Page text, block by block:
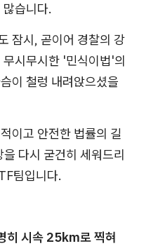
습니다.
잠시, 곧이어 경찰의 강
시무시한 '민식이법'의
이 철렁 내려앉으셨을
이고 안전한 법률의 길
다시 굳건히 세워드리
팀입니다.
히 시속 25km로 찍혀